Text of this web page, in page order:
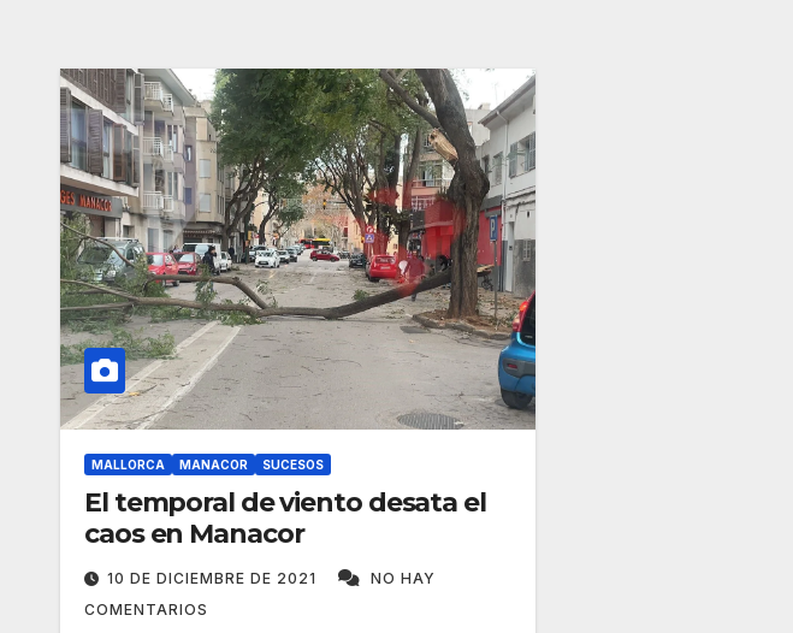
MALLORCA MANACOR SUCESOS
El temporal de viento desata el
caos en Manacor
10 DE DICIEMBRE DE 2021
NO HAY
COMENTARIOS